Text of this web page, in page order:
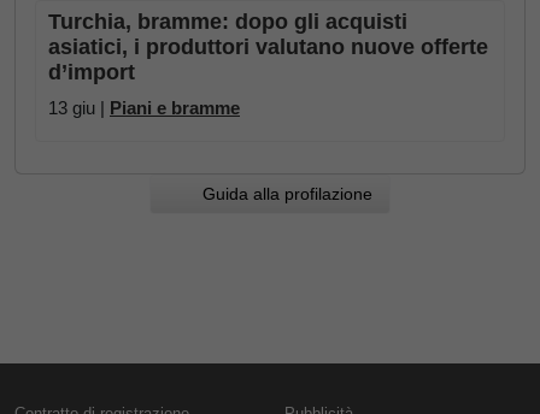
Turchia, bramme: dopo gli acquisti
asiatici, i produttori valutano nuove offerte
d’import
13 giu | Piani e bramme
Guida alla profilazione